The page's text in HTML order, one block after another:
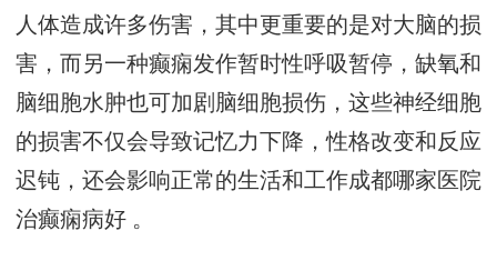
人体造成许多伤害，其中更重要的是对大脑的损
害，而另一种癫痫发作暂时性呼吸暂停，缺氧和
脑细胞水肿也可加剧脑细胞损伤，这些神经细胞
的损害不仅会导致记忆力下降，性格改变和反应
迟钝，还会影响正常的生活和工作成都哪家医院
治癫痫病好 。